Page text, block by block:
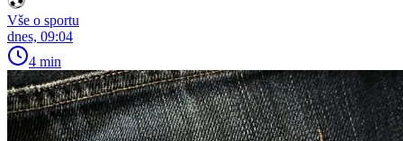
Vše o sportu
dnes, 09:04
4 min